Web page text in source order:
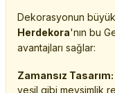
Dekorasyonun büyük
Herdekora'nın bu
avantajları sağlar:
Zamansız Tasarım:
yeşil gibi mevsimlik